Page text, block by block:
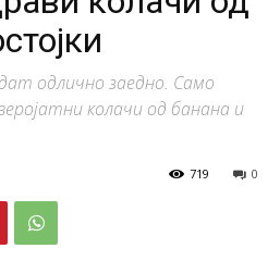
одлично заедно. Само
колачи од банана и
0
719